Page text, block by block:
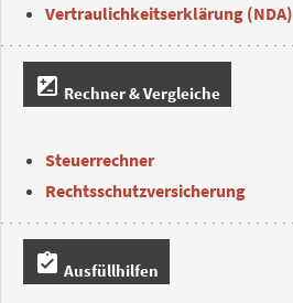
Vertraulichkeitserklärung (NDA)
iso Rechner & Vergleiche
Steuerrechner
Rechtsschutzversicherung
assignment_turned_in Ausfüllhilfen